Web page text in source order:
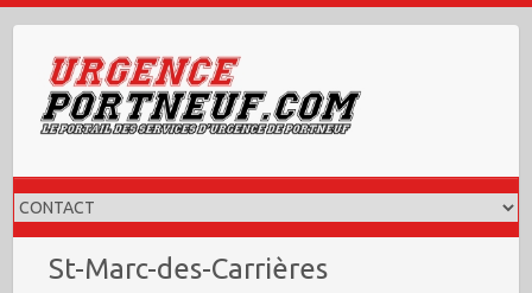
content
St-Marc-des-Carrières